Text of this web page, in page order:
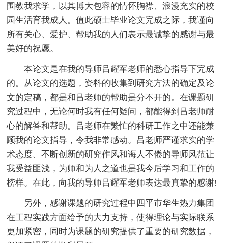
围教我求学，以其博大包容的情怀胸襟、浪漫充实的校
园生活育我成人。值此硕士毕业论文完成之际，我谨向
所有关心、爱护、帮助我的人们表示最诚挚的感谢与最
美好的祝愿。
本论文是在我的导师吕耀军老师的悉心指导下完成
的。从论文的选题，资料的收集到研究方法的确定及论
文的定稿，都是和吕老师的帮助是分不开的。在课题研
究过程中，无论何时我有任何疑问，都能得到吕老师耐
心的解答和帮助。吕老师在繁忙的科研工作之中还能兼
顾我的论文指导，令我非常感动。吕老师严谨求实的学
术态度、不断创新的研究作风和诲人不倦的导师风范让
我受益匪浅，为师和为人之道也是我今后学习和工作的
榜样。在此，向我的导师吕耀军老师表达最真挚的感谢!
另外，感谢课题的研究过程中四平市华生热力集团
在工程实践方面给予的大力支持，使得理论与实际联系
更加紧密，同时为课题的研究提供了重要的研究数据，